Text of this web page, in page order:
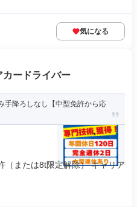
気になる
ードライバー
手降ろしなし【中型免許から応
（または8t限定解除） キャリア